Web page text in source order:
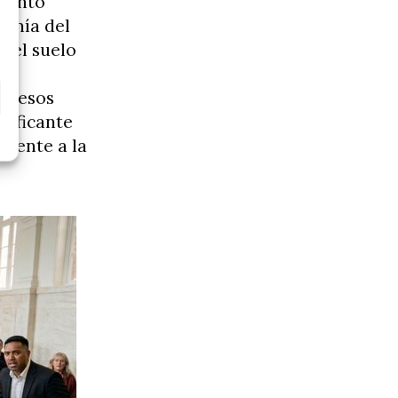
del
el suelo
esos
a la